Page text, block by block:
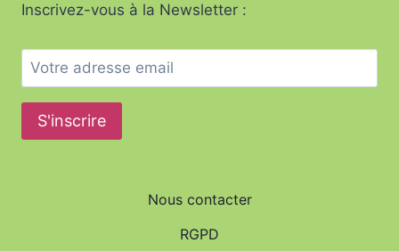
Inscrivez-vous à la Newsletter :
Nous contacter
RGPD